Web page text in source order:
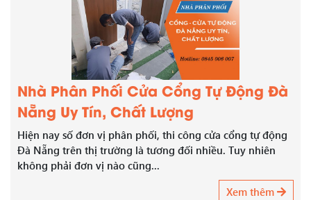
Nhà Phân Phối Cửa Cổng Tự Động Đà
Nẵng Uy Tín, Chất Lượng
Hiện nay số đơn vị phân phối, thi công cửa cổng tự động
Đà Nẵng trên thị trường là tương đối nhiều. Tuy nhiên
không phải đơn vị nào cũng...
Xem thêm